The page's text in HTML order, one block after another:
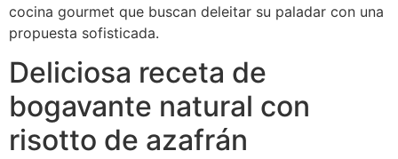
cocina gourmet que buscan deleitar su paladar con una
propuesta sofisticada.
Deliciosa receta de
bogavante natural con
risotto de azafrán